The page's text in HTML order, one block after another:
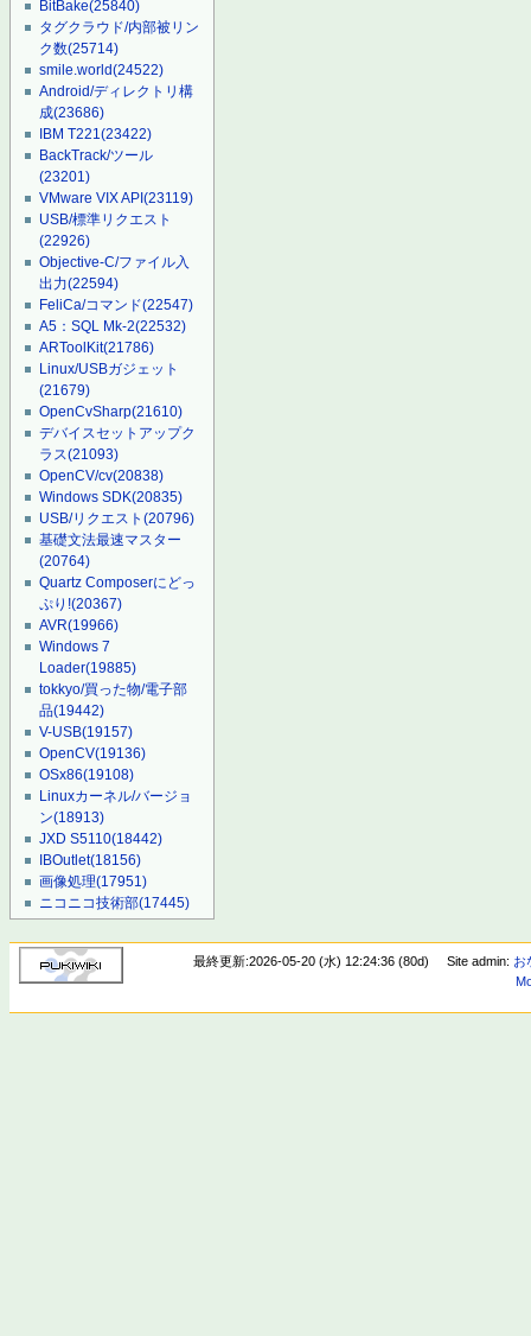
BitBake(25840)
タグクラウド/内部被リン
ク数(25714)
smile.world(24522)
Android/ディレクトリ構
成(23686)
IBM T221(23422)
BackTrack/ツール
(23201)
VMware VIX API(23119)
USB/標準リクエスト
(22926)
Objective-C/ファイル入
出力(22594)
FeliCa/コマンド(22547)
A5：SQL Mk-2(22532)
ARToolKit(21786)
Linux/USBガジェット
(21679)
OpenCvSharp(21610)
デバイスセットアップク
ラス(21093)
OpenCV/cv(20838)
Windows SDK(20835)
USB/リクエスト(20796)
基礎文法最速マスター
(20764)
Quartz Composerにどっ
ぷり!(20367)
AVR(19966)
Windows 7
Loader(19885)
tokkyo/買った物/電子部
品(19442)
V-USB(19157)
OpenCV(19136)
OSx86(19108)
Linuxカーネル/バージョ
ン(18913)
JXD S5110(18442)
IBOutlet(18156)
画像処理(17951)
ニコニコ技術部(17445)
最終更新:2026-05-20 (水) 12:24:36 (80d) Site admin: お